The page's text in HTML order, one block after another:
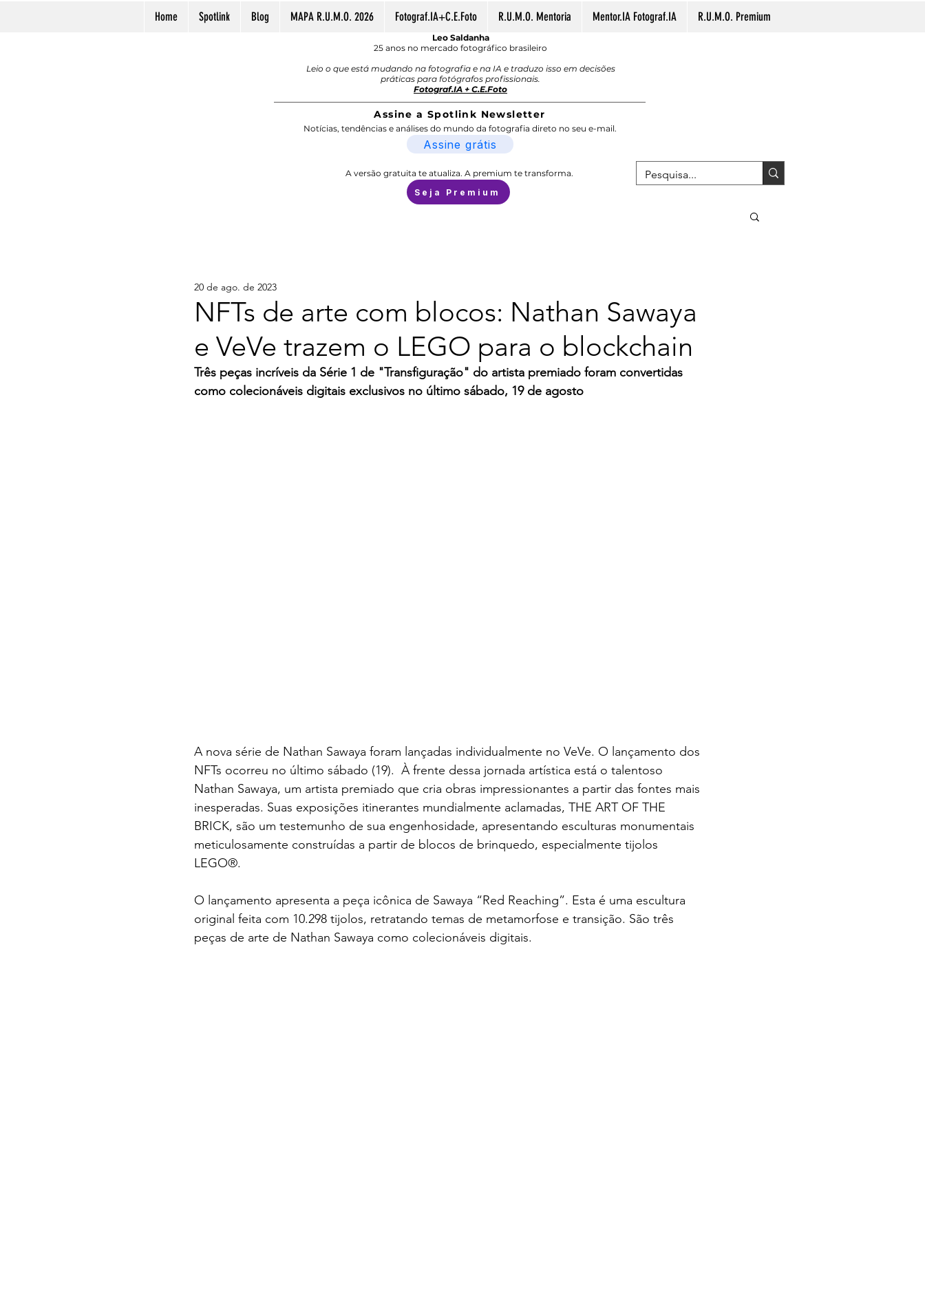
Home Spotlink Blog MAPA R.U.M.O. 2026 Fotograf.IA+C.E.Foto R.U.M.O. Mentoria Mentor.IA Fotograf.IA R.U.M.O. Premium
Leo Saldanha
25 anos no mercado fotográfico brasileiro
Leio o que está mudando na fotografia e na IA e traduzo isso em decisões
práticas para fotógrafos profissionais.
Fotograf.IA + C.E.Foto
Assine a Spotlink Newsletter
Notícias, tendências e análises do mundo da fotografia direto no seu e-mail.
Assine grátis
A versão gratuita te atualiza. A premium te transforma.
Seja Premium
NFTs de arte com blocos: Nathan Sawaya
e VeVe trazem o LEGO para o blockchain
20 de ago. de 2023
Três peças incríveis da Série 1 de "Transfiguração" do artista premiado foram convertidas
como colecionáveis digitais exclusivos no último sábado, 19 de agosto
A nova série de Nathan Sawaya foram lançadas individualmente no VeVe. O lançamento dos
NFTs ocorreu no último sábado (19).  À frente dessa jornada artística está o talentoso
Nathan Sawaya, um artista premiado que cria obras impressionantes a partir das fontes mais
inesperadas. Suas exposições itinerantes mundialmente aclamadas, THE ART OF THE
BRICK, são um testemunho de sua engenhosidade, apresentando esculturas monumentais
meticulosamente construídas a partir de blocos de brinquedo, especialmente tijolos
LEGO®.
O lançamento apresenta a peça icônica de Sawaya “Red Reaching”. Esta é uma escultura
original feita com 10.298 tijolos, retratando temas de metamorfose e transição. São três
peças de arte de Nathan Sawaya como colecionáveis digitais.